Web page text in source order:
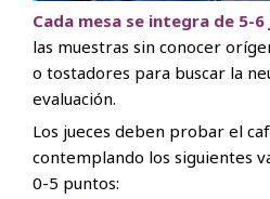
Cada mesa se integra de 5-6
las muestras sin conocer
o tostadores para buscar la
evaluación.
Los jueces deben probar el
contemplando los siguientes
0-5 puntos: